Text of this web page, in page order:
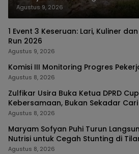
Agustus 9, 2026
1 Event 3 Keseruan: Lari, Kuliner
Run 2026
Agustus 9, 2026
Komisi III Monitoring Progres
Agustus 8, 2026
Zulfikar Usira Buka Ketua DPRD
Kebersamaan, Bukan Sekadar
Agustus 8, 2026
Maryam Sofyan Puhi Turun
Nutrisi untuk Cegah Stunting di
Agustus 8, 2026